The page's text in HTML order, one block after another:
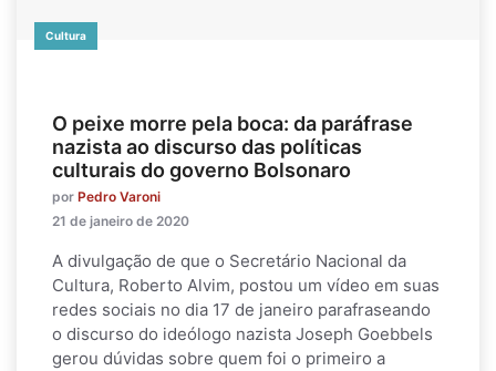
Cultura
O peixe morre pela boca: da paráfrase
nazista ao discurso das políticas
culturais do governo Bolsonaro
por Pedro Varoni
21 de janeiro de 2020
A divulgação de que o Secretário Nacional da
Cultura, Roberto Alvim, postou um vídeo em suas
redes sociais no dia 17 de janeiro parafraseando
o discurso do ideólogo nazista Joseph Goebbels
gerou dúvidas sobre quem foi o primeiro a